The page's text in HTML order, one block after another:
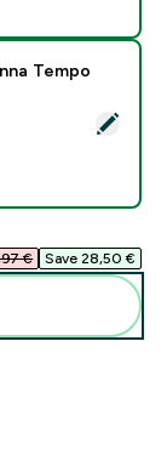
a zampa MP
Tempo
€‎ Save 28,50 €‎